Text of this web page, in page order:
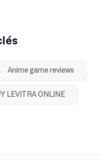
Anime game reviews
LEVITRA ONLINE